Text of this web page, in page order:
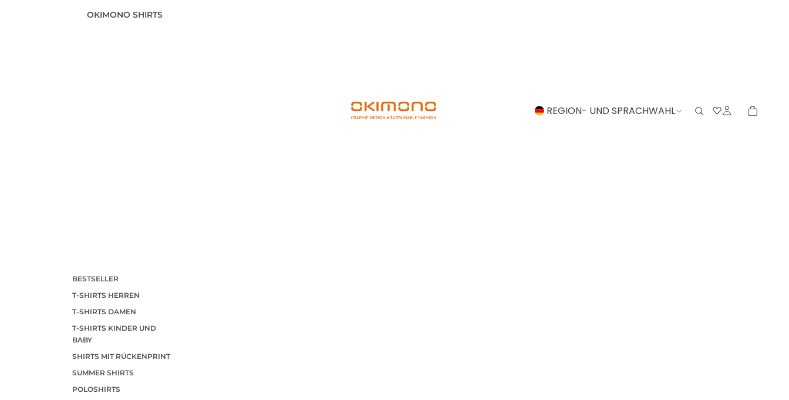
OKIMONO SHIRTS
BESTSELLER
T-SHIRTS HERREN
T-SHIRTS DAMEN
T-SHIRTS KINDER UND
BABY
SHIRTS MIT RÜCKENPRINT
SUMMER SHIRTS
POLOSHIRTS
REGION- UND SPRACHWAHL